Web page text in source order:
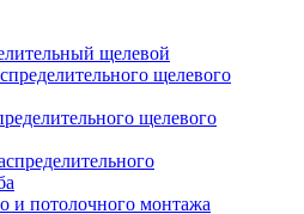
щелевой
щелевого
щелевого